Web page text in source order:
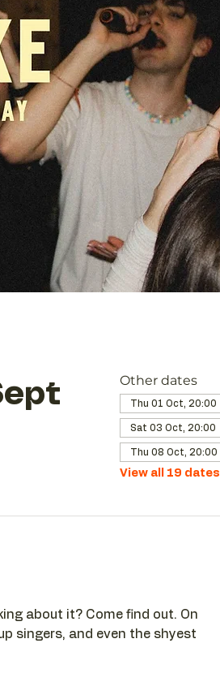
Other dates
Thu 01 Oct, 20:00
Sat 03 Oct, 20:00
Thu 08 Oct, 20:00
View all 19 dates
about it? Come find out. On
singers, and even the shyest